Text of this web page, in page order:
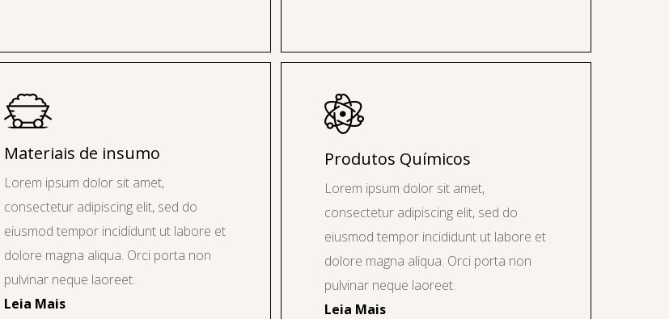
Materiais de insumo
Lorem ipsum dolor sit amet,
consectetur adipiscing elit, sed do
eiusmod tempor incididunt ut labore et
dolore magna aliqua. Orci porta non
pulvinar neque laoreet.
Leia Mais
Produtos Químicos
Lorem ipsum dolor sit amet,
consectetur adipiscing elit, sed do
eiusmod tempor incididunt ut labore et
dolore magna aliqua. Orci porta non
pulvinar neque laoreet.
Leia Mais